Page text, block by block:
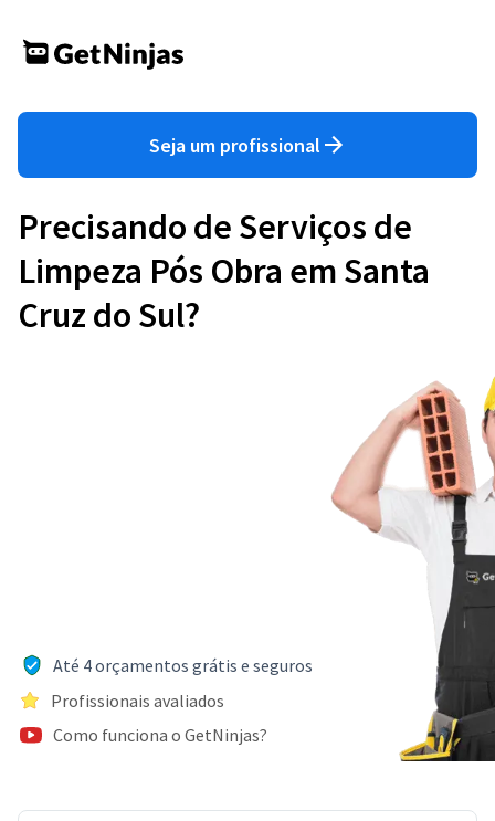
Seja um profissional
Precisando de Serviços de
Limpeza Pós Obra em Santa
Cruz do Sul?
Até 4 orçamentos grátis e seguros
Profissionais avaliados
Como funciona o GetNinjas?